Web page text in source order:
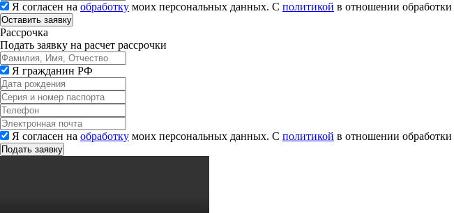
Я согласен на обработку моих персональных данных. С политикой в отношении
Рассрочка
Подать заявку на расчет рассрочки
Я гражданин РФ
Я согласен на обработку моих персональных данных. С политикой в отношении